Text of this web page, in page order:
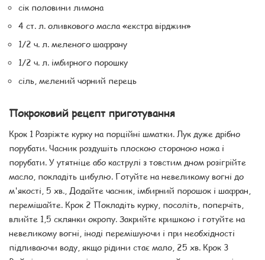
сік половини лимона
4 ст. л. оливкового масла «екстра вірджин»
1/2 ч. л. меленого шафрану
1/2 ч. л. імбирного порошку
сіль, мелений чорний перець
Покроковий рецепт приготування
Крок 1 Розріжте курку на порційні шматки. Лук дуже дрібно
порубати. Часник роздушіть плоскою стороною ножа і
порубати. У утятніце або каструлі з товстим дном розігрійте
масло, покладіть цибулю. Готуйте на невеликому вогні до
м'якості, 5 хв., Додайте часник, імбирний порошок і шафран,
перемішайте. Крок 2 Покладіть курку, посоліть, поперчіть,
влийте 1,5 склянки окропу. Закрийте кришкою і готуйте на
невеликому вогні, іноді перемішуючи і при необхідності
підливаючи воду, якщо рідини стає мало, 25 хв. Крок 3